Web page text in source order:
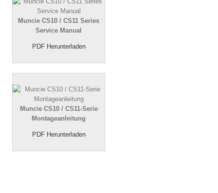
Muncie CS10 / CS11 Series
Service Manual
PDF Herunterladen
Muncie CS10 / CS11-Serie
Montageanleitung
PDF Herunterladen